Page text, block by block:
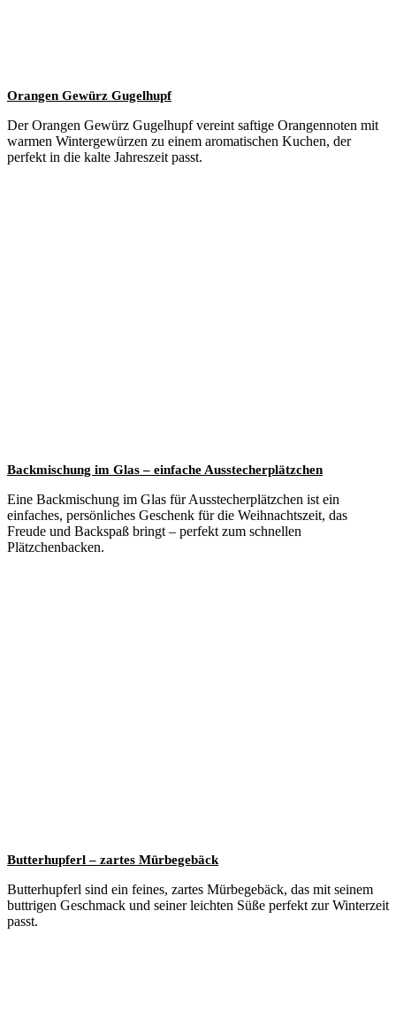
Orangen Gewürz Gugelhupf
Der Orangen Gewürz Gugelhupf vereint saftige Orangennoten mit
warmen Wintergewürzen zu einem aromatischen Kuchen, der
perfekt in die kalte Jahreszeit passt.
Backmischung im Glas – einfache Ausstecherplätzchen
Eine Backmischung im Glas für Ausstecherplätzchen ist ein
einfaches, persönliches Geschenk für die Weihnachtszeit, das
Freude und Backspaß bringt – perfekt zum schnellen
Plätzchenbacken.
Butterhupferl – zartes Mürbegebäck
Butterhupferl sind ein feines, zartes Mürbegebäck, das mit seinem
buttrigen Geschmack und seiner leichten Süße perfekt zur Winterzeit
passt.